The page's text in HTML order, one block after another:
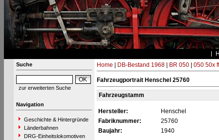
Suche
zur erweiterten Suche
Navigation
Geschichte & Hintergründe
Länderbahnen
DRG-Einheitslokomotiven
Home DB-Bestand 1968| BR 050| 050 50x ff
Fahrzeugportrait Henschel 25760
Fahrzeugstamm
Hersteller:
Henschel
Fabriknummer:
25760
Baujahr:
1940